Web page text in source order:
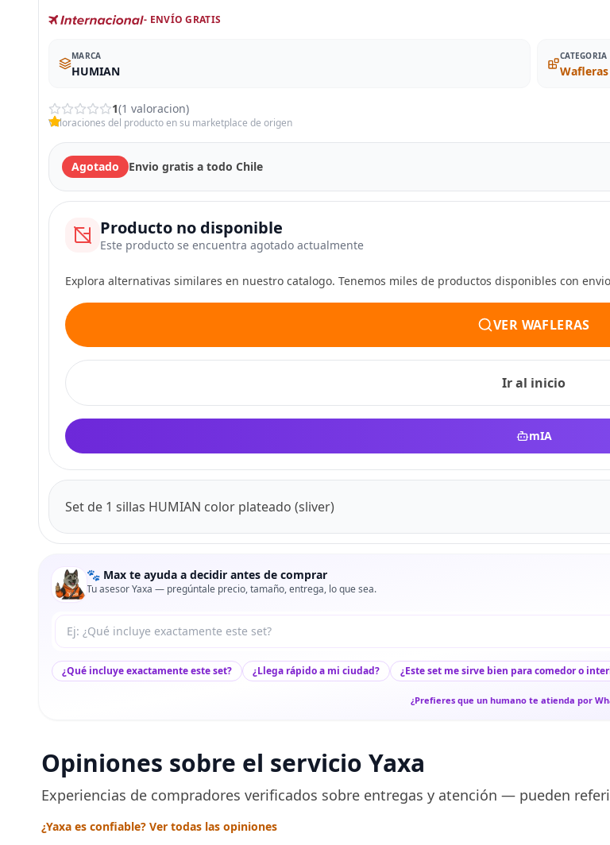
- ENVÍO GRATIS
MARCA
HUMIAN
CATEGORIA
Wafleras
1(1 valoracion)
Valoraciones del producto en su marketplace de origen
Agotado Envio gratis a todo Chile
Producto no disponible
Este producto se encuentra agotado actualmente
Explora alternativas similares en nuestro catalogo. Tenemos miles de productos disponibles con
VER WAFLERAS
Ir al inicio
mIA
Set de 1 sillas HUMIAN color plateado (sliver)
🐾 Max te ayuda a decidir antes de comprar
Tu asesor Yaxa — pregúntale precio, tamaño, entrega, lo que sea.
Tu pregunta a Max
¿Qué incluye exactamente este set? ¿Llega rápido a mi ciudad? ¿Este set me sirve bien para comedor o
¿Prefieres que un humano te atienda por
Opiniones sobre el servicio Yaxa
Experiencias de compradores verificados sobre entregas y atención — pueden
¿Yaxa es confiable? Ver todas las opiniones